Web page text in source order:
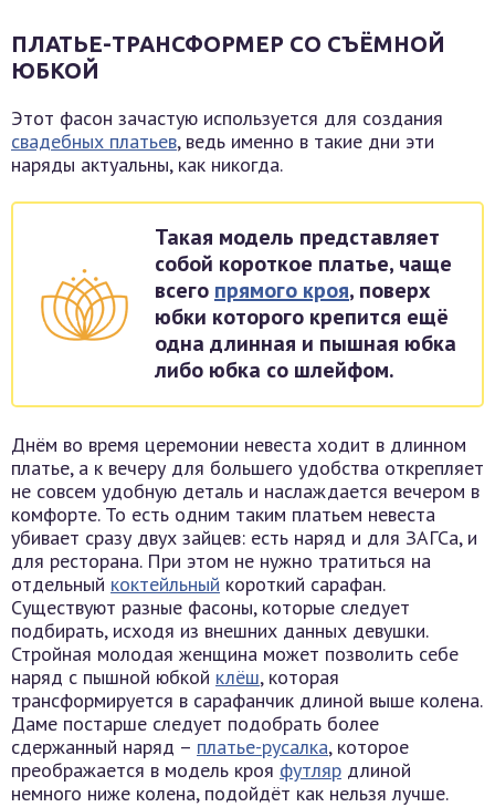
ПЛАТЬЕ-ТРАНСФОРМЕР СО СЪЁМНОЙ
ЮБКОЙ
Этот фасон зачастую используется для создания
свадебных платьев, ведь именно в такие дни эти
наряды актуальны, как никогда.
Такая модель представляет
собой короткое платье, чаще
всего прямого кроя, поверх
юбки которого крепится ещё
одна длинная и пышная юбка
либо юбка со шлейфом.
Днём во время церемонии невеста ходит в длинном
платье, а к вечеру для большего удобства открепляет
не совсем удобную деталь и наслаждается вечером в
комфорте. То есть одним таким платьем невеста
убивает сразу двух зайцев: есть наряд и для ЗАГСа, и
для ресторана. При этом не нужно тратиться на
отдельный коктейльный короткий сарафан.
Существуют разные фасоны, которые следует
подбирать, исходя из внешних данных девушки.
Стройная молодая женщина может позволить себе
наряд с пышной юбкой клёш, которая
трансформируется в сарафанчик длиной выше колена.
Даме постарше следует подобрать более
сдержанный наряд – платье-русалка, которое
преображается в модель кроя футляр длиной
немного ниже колена, подойдёт как нельзя лучше.